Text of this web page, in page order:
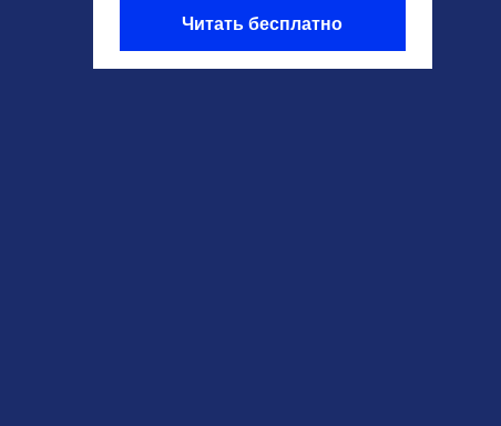
Читать бесплатно